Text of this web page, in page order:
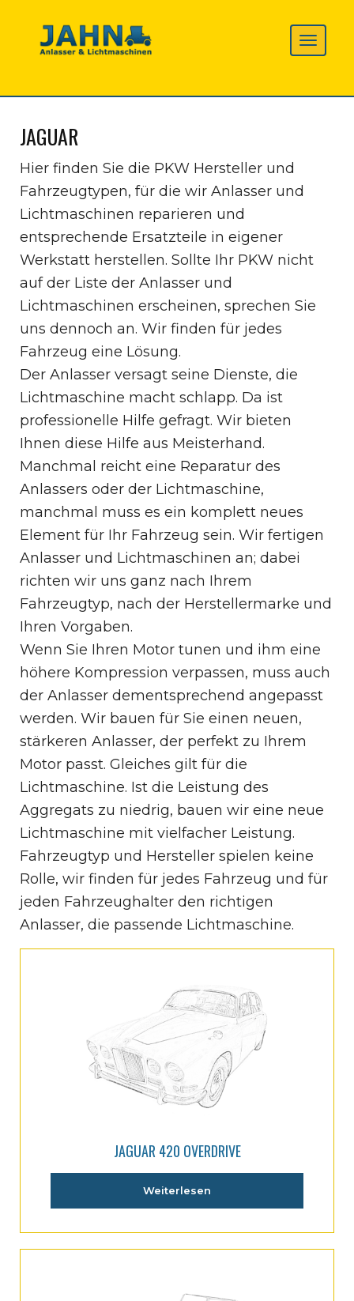
JAGUAR
Hier finden Sie die PKW Hersteller und
Fahrzeugtypen, für die wir Anlasser und
Lichtmaschinen reparieren und
entsprechende Ersatzteile in eigener
Werkstatt herstellen. Sollte Ihr PKW nicht
auf der Liste der Anlasser und
Lichtmaschinen erscheinen, sprechen Sie
uns dennoch an. Wir finden für jedes
Fahrzeug eine Lösung.
Der Anlasser versagt seine Dienste, die
Lichtmaschine macht schlapp. Da ist
professionelle Hilfe gefragt. Wir bieten
Ihnen diese Hilfe aus Meisterhand.
Manchmal reicht eine Reparatur des
Anlassers oder der Lichtmaschine,
manchmal muss es ein komplett neues
Element für Ihr Fahrzeug sein. Wir fertigen
Anlasser und Lichtmaschinen an; dabei
richten wir uns ganz nach Ihrem
Fahrzeugtyp, nach der Herstellermarke und
Ihren Vorgaben.
Wenn Sie Ihren Motor tunen und ihm eine
höhere Kompression verpassen, muss auch
der Anlasser dementsprechend angepasst
werden. Wir bauen für Sie einen neuen,
stärkeren Anlasser, der perfekt zu Ihrem
Motor passt. Gleiches gilt für die
Lichtmaschine. Ist die Leistung des
Aggregats zu niedrig, bauen wir eine neue
Lichtmaschine mit vielfacher Leistung.
Fahrzeugtyp und Hersteller spielen keine
Rolle, wir finden für jedes Fahrzeug und für
jeden Fahrzeughalter den richtigen
Anlasser, die passende Lichtmaschine.
JAGUAR 420 OVERDRIVE
Weiterlesen